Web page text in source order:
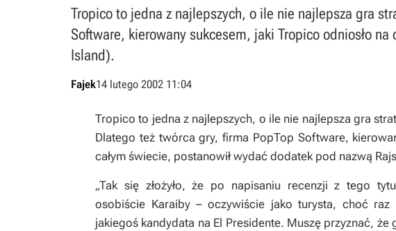
Tropico to jedna z najlepszych, o ile nie najlepsza gra
Software, kierowany sukcesem, jaki Tropico odniosło
Island).
Fajek14 lutego 2002 11:04
Tropico to jedna z najlepszych, o ile nie najlepsza gra
Dlatego też twórca gry, firma PopTop Software,
całym świecie, postanowił wydać dodatek pod nazwą
„Tak się złożyło, że po napisaniu recenzji z tego
osobiście Karaiby – oczywiście jako turysta, choć raz
jakiegoś kandydata na El Presidente. Muszę przyznać,